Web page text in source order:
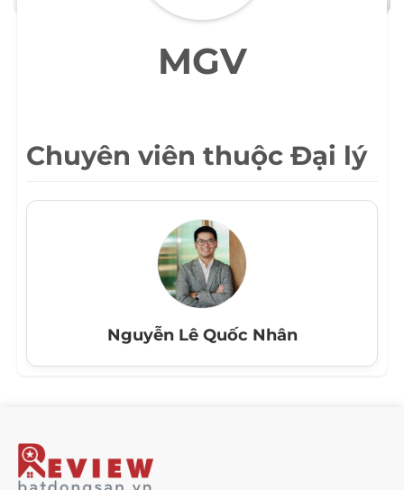
MGV
Chuyên viên thuộc Đại lý
Nguyễn Lê Quốc Nhân